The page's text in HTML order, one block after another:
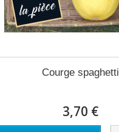
Courge spaghetti
3,70 €